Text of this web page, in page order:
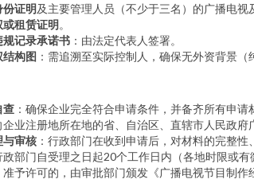
证明及主要管理人员（不少于三名）的广播电视
租赁证明。
记录承诺书 ：由法定代表人签署。
构图 ：需追溯至实际控制人，确保无外资背景（
查 ：确保企业完全符合申请条件，并备齐所有申请
企业注册地所在地的省、自治区、直辖市人民政
与审核 ：行政部门在收到申请后，对材料的完整
政部门自受理之日起20个工作日内（各地时限或有
准予许可的，由审批部门颁发《广播电视节目制